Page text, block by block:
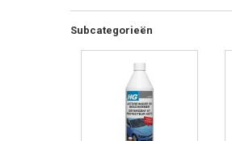
Subcategorieën